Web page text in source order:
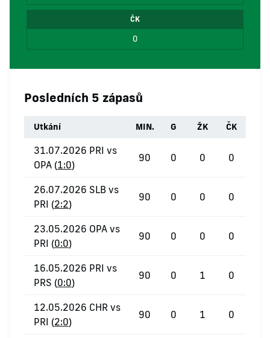
ČK
0
Posledních 5 zápasů
Utkání MIN. G ŽK ČK
31.07.2026 PRI vs
OPA (1:0)
90 0 0 0
26.07.2026 SLB vs
PRI (2:2)
90 0 0 0
23.05.2026 OPA vs
PRI (0:0)
90 0 0 0
16.05.2026 PRI vs
PRS (0:0)
90 0 1 0
12.05.2026 CHR vs
PRI (2:0)
90 0 1 0